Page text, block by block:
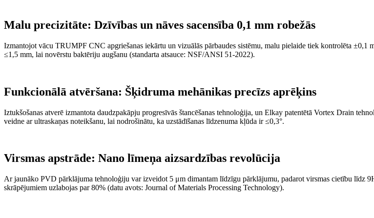
Malu precizitāte: Dzīvības un nāves sacensība 0,1 mm robežās
Izmantojot vācu TRUMPF CNC apgriešanas iekārtu un vizuālās pārbaudes sistēmu, malu pielaide tiek kontrolēta
≤1,5 mm, lai novērstu baktēriju augšanu (standarta atsauce: NSF/ANSI 51-2022).
Funkcionālā atvēršana: Šķidruma mehānikas precīzs aprēķins
Iztukšošanas atverē izmantota daudzpakāpju progresīvās štancēšanas tehnoloģija, un Elkay patentētā Vortex Drain
veidne ar ultraskaņas noteikšanu, lai nodrošinātu, ka uzstādīšanas līdzenuma kļūda ir ≤0,3°.
Virsmas apstrāde: Nano līmeņa aizsardzības revolūcija
Ar jaunāko PVD pārklājuma tehnoloģiju var izveidot 5 μm dimantam līdzīgu pārklājumu, padarot virsmas cietību līdz
skrāpējumiem uzlabojas par 80% (datu avots: Journal of Materials Processing Technology).